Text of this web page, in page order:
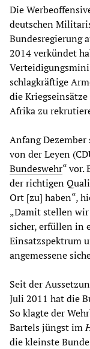
Die
deutschen
Bundesregierung
2014 verkündet
schlagkräftige
die
Afrika zu
Anfang
von der Leyen
Bundeswehr“ vor.
der richtigen
Ort [zu] haben“,
„Damit stellen
sicher, erfüllen in
Einsatzspektrum
angemessene
Seit der
Juli 2011 hat die
So klagte der
Bartels jüngst im
die kleinste